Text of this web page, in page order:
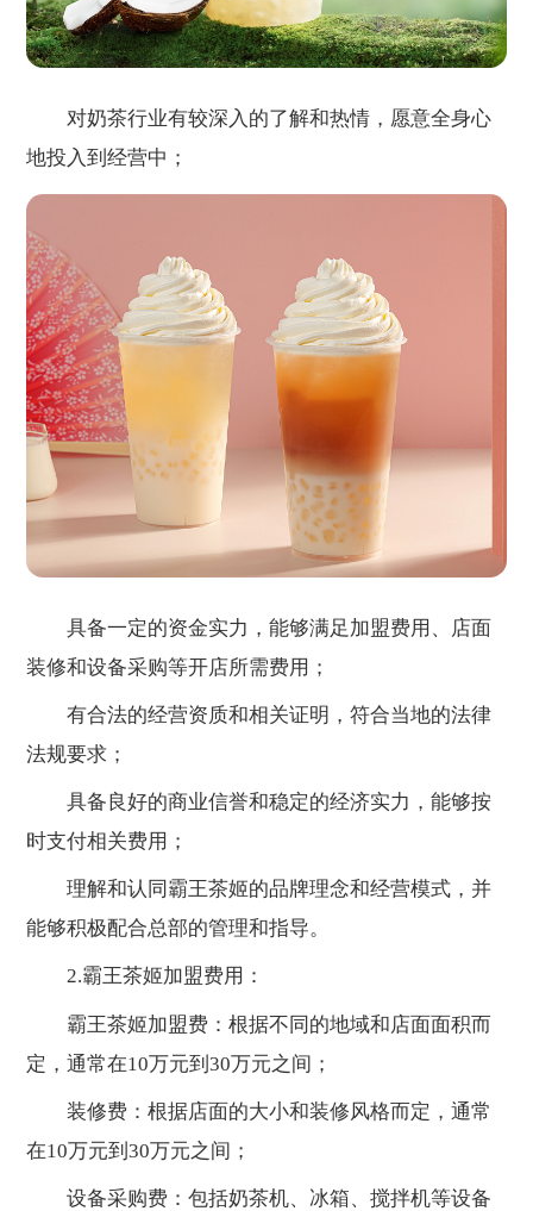
对奶茶行业有较深入的了解和热情，愿意全身心
地投入到经营中；
具备一定的资金实力，能够满足加盟费用、店面
装修和设备采购等开店所需费用；
有合法的经营资质和相关证明，符合当地的法律
法规要求；
具备良好的商业信誉和稳定的经济实力，能够按
时支付相关费用；
理解和认同霸王茶姬的品牌理念和经营模式，并
能够积极配合总部的管理和指导。
2.霸王茶姬加盟费用：
霸王茶姬加盟费：根据不同的地域和店面面积而
定，通常在10万元到30万元之间；
装修费：根据店面的大小和装修风格而定，通常
在10万元到30万元之间；
设备采购费：包括奶茶机、冰箱、搅拌机等设备